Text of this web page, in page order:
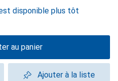
disponible plus tôt
au panier
Ajouter à la liste